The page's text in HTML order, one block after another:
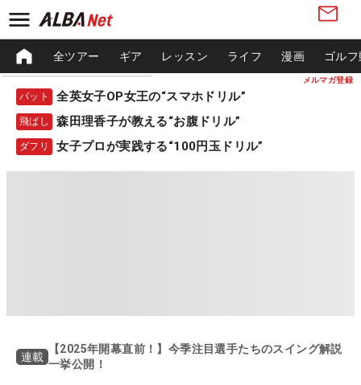
メルマガ登録
全ツアー ギア レッスン ライフ 漫画 ゴル
パット 全英女子OP女王の“スマホドリル”
飛ばし 森田理香子が教える“お腹ドリル”
ダフリ 女子プロが実践する“100円玉ドリル”
連載
【2025年開幕直前！】今季注目選手たちのスイング解説
一挙公開！